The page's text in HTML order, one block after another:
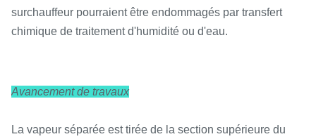
surchauffeur pourraient être endommagés par transfert
chimique de traitement d'humidité ou d'eau.
Avancement de travaux
La vapeur séparée est tirée de la section supérieure du